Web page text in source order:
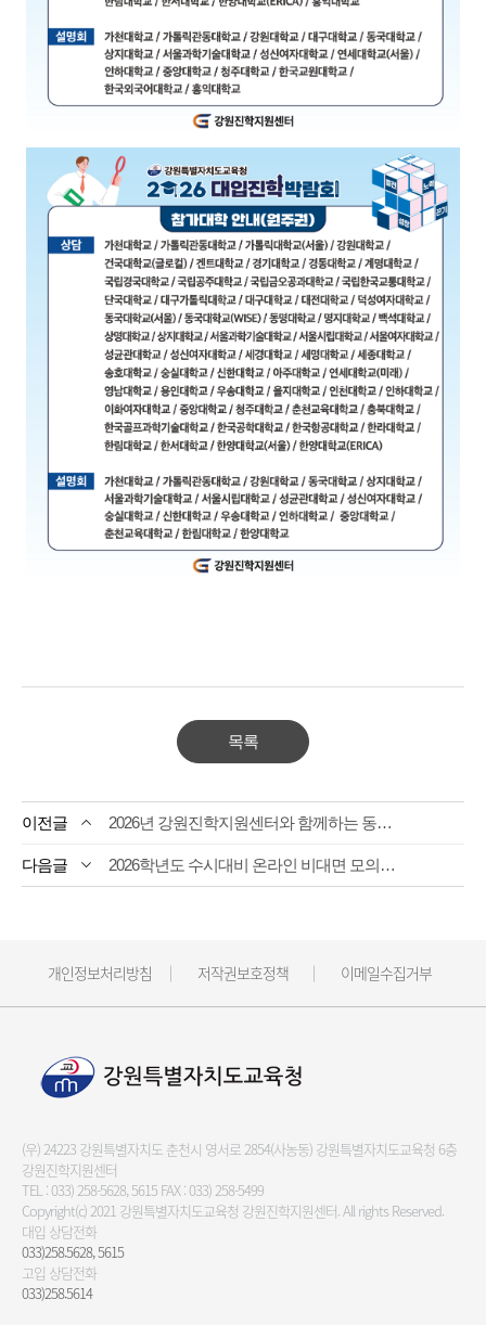
목록
2026년 강원진학지원센터와 함께하는 동해, 태백, 삼척 지역 진학 상담 상담 안내
2026학년도 수시대비 온라인 비대면 모의면접
개인정보처리방침 저작권보호정책 이메일수집거부
(우) 24223 강원특별자치도 춘천시 영서로 2854(사농동) 강원특별자치도교육청 6층
강원진학지원센터
TEL : 033) 258-5628, 5615 FAX : 033) 258-5499
Copyright(c) 2021 강원특별자치도교육청 강원진학지원센터.All rights Reserved.
대입 상담전화
033)258.5628, 5615
고입 상담전화
033)258.5614